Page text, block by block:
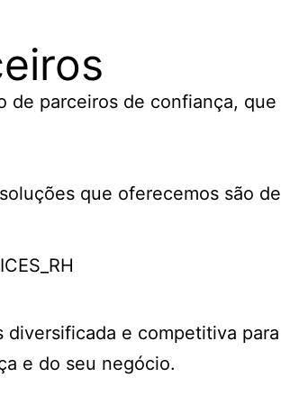
de parceiros de confiança, que
que oferecemos são de
diversificada e competitiva para
e do seu negócio.